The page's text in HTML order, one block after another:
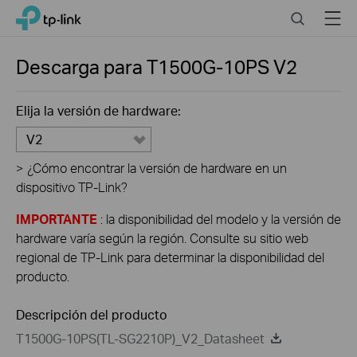
Click
navigation
TP-Link, Reliably Smart SearchMenu
Descarga paraT1500G-10PSV2
Elija la versión de hardware:
V2
> ¿Cómo encontrar la versión de hardware en un
dispositivo TP-Link?
IMPORTANTE : la disponibilidad del modelo y la versión de
hardware varía según la región. Consulte su sitio web
regional de TP-Link para determinar la disponibilidad del
producto.
Descripción del producto
T1500G-10PS(TL-SG2210P)_V2_Datasheet